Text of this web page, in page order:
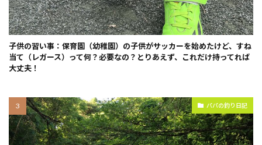
子供の習い事：保育園（幼稚園）の子供がサッカーを始めたけど、すね
当て（レガース）って何？必要なの？とりあえず、これだけ持ってれば
大丈夫！
パパの釣り日記